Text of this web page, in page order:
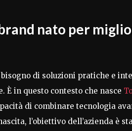
nato per
di soluzioni pratiche e
È in questo contesto che nasce
di combinare tecnologia
l’obiettivo dell’azienda è